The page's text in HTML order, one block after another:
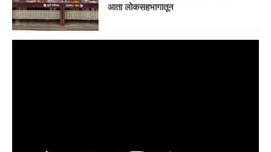
आता लोकसहभागातून